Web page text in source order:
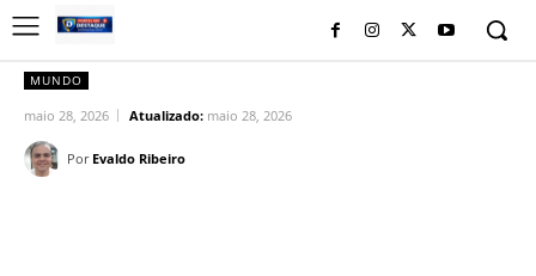
MUNDO
maio 28, 2026 Atualizado: maio 28, 2026
Por Evaldo Ribeiro